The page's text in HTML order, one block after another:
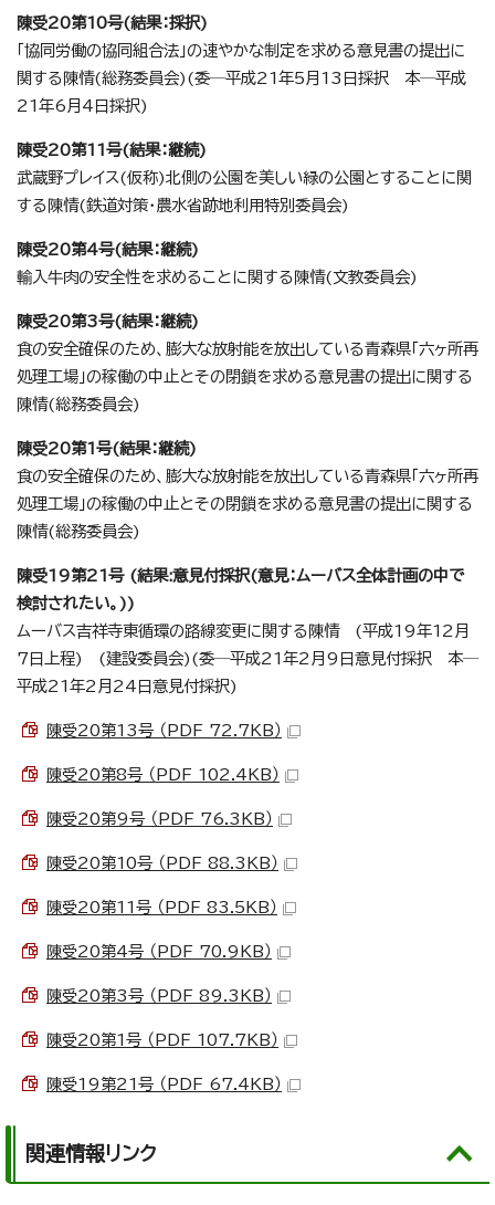
陳受20第10号(結果：採択)
「協同労働の協同組合法」の速やかな制定を求める意見書の提出に
関する陳情(総務委員会)(委─平成21年5月13日採択 本─平成
21年6月4日採択)
陳受20第11号(結果：継続)
武蔵野プレイス(仮称)北側の公園を美しい緑の公園とすることに関
する陳情(鉄道対策・農水省跡地利用特別委員会)
陳受20第4号(結果：継続)
輸入牛肉の安全性を求めることに関する陳情(文教委員会)
陳受20第3号(結果：継続)
食の安全確保のため、膨大な放射能を放出している青森県「六ヶ所再
処理工場」の稼働の中止とその閉鎖を求める意見書の提出に関する
陳情(総務委員会)
陳受20第1号(結果：継続)
食の安全確保のため、膨大な放射能を放出している青森県「六ヶ所再
処理工場」の稼働の中止とその閉鎖を求める意見書の提出に関する
陳情(総務委員会)
陳受19第21号 (結果:意見付採択(意見：ムーバス全体計画の中で
検討されたい。))
ムーバス吉祥寺東循環の路線変更に関する陳情 (平成19年12月
7日上程) (建設委員会)(委─平成21年2月9日意見付採択 本─
平成21年2月24日意見付採択)
陳受20第13号 （PDF 72.7KB）
陳受20第8号 （PDF 102.4KB）
陳受20第9号 （PDF 76.3KB）
陳受20第10号 （PDF 88.3KB）
陳受20第11号 （PDF 83.5KB）
陳受20第4号 （PDF 70.9KB）
陳受20第3号 （PDF 89.3KB）
陳受20第1号 （PDF 107.7KB）
陳受19第21号 （PDF 67.4KB）
関連情報リンク